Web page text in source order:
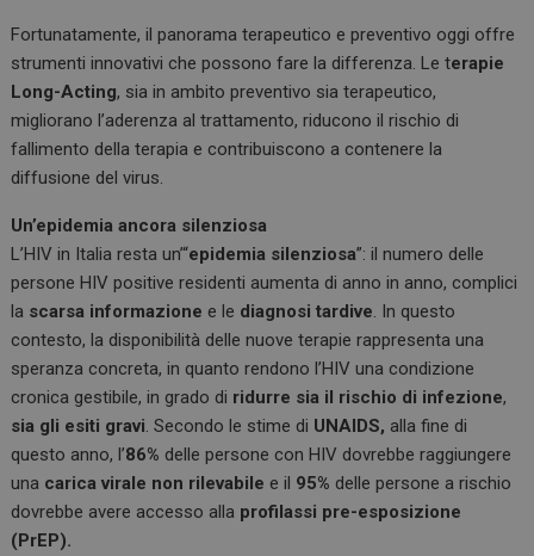
Fortunatamente, il panorama terapeutico e preventivo oggi offre
strumenti innovativi che possono fare la differenza. Le terapie
Long-Acting, sia in ambito preventivo sia terapeutico,
migliorano l’aderenza al trattamento, riducono il rischio di
fallimento della terapia e contribuiscono a contenere la
diffusione del virus.
Un’epidemia ancora silenziosa
L’HIV in Italia resta un’“epidemia silenziosa”: il numero delle
persone HIV positive residenti aumenta di anno in anno, complici
la scarsa informazione e le diagnosi tardive. In questo
contesto, la disponibilità delle nuove terapie rappresenta una
speranza concreta, in quanto rendono l’HIV una condizione
cronica gestibile, in grado di ridurre sia il rischio di infezione,
sia gli esiti gravi. Secondo le stime di UNAIDS, alla fine di
questo anno, l’86% delle persone con HIV dovrebbe raggiungere
una carica virale non rilevabile e il 95% delle persone a rischio
dovrebbe avere accesso alla profilassi pre-esposizione
(PrEP).